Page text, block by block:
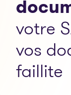
votre
vos
faillite